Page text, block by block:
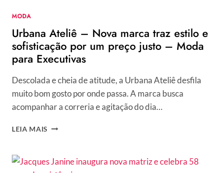
MODA
Urbana Ateliê – Nova marca traz estilo e
sofisticação por um preço justo – Moda
para Executivas
Descolada e cheia de atitude, a Urbana Ateliê desfila
muito bom gosto por onde passa. A marca busca
acompanhar a correria e agitação do dia…
LEIA MAIS URBANA
NOVA